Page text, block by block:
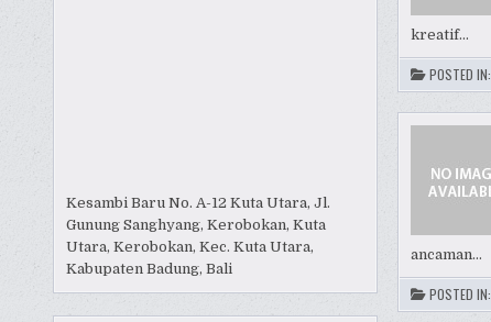
Kesambi Baru No. A-12 Kuta Utara, Jl.
Gunung Sanghyang, Kerobokan, Kuta
Utara, Kerobokan, Kec. Kuta Utara,
Kabupaten Badung, Bali
kreatif…
POSTED IN:
ancaman…
POSTED IN: